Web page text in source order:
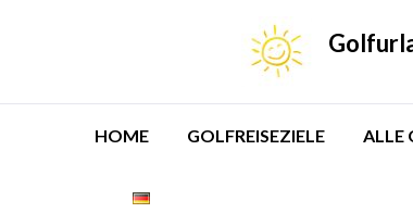
HOME GOLFREISEZIELE ALLE